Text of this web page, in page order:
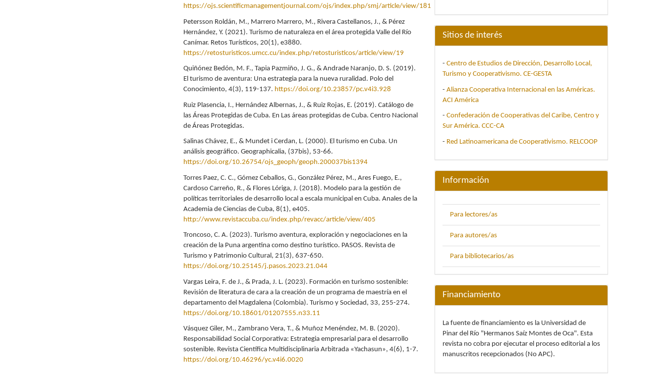
https://ojs.scientificmanagementjournal.com/ojs/index.php/smj/article/view/181
Petersson Roldán, M., Marrero Marrero, M., Rivera Castellanos, J., & Pérez
Hernández, Y. (2021). Turismo de naturaleza en el área protegida Valle del Río
Canímar. Retos Turísticos, 20(1), e3880.
https://retosturisticos.umcc.cu/index.php/retosturisticos/article/view/19
Quiñónez Bedón, M. F., Tapia Pazmiño, J. G., & Andrade Naranjo, D. S. (2019).
El turismo de aventura: Una estrategia para la nueva ruralidad. Polo del
Conocimiento, 4(3), 119-137. https://doi.org/10.23857/pc.v4i3.928
Ruiz Plasencia, I., Hernández Albernas, J., & Ruiz Rojas, E. (2019). Catálogo de
las Áreas Protegidas de Cuba. En Las áreas protegidas de Cuba. Centro Nacional
de Áreas Protegidas.
Salinas Chávez, E., & Mundet i Cerdan, L. (2000). El turismo en Cuba. Un
análisis geográfico. Geographicalia, (37bis), 53-66.
https://doi.org/10.26754/ojs_geoph/geoph.200037bis1394
Torres Paez, C. C., Gómez Ceballos, G., González Pérez, M., Ares Fuego, E.,
Cardoso Carreño, R., & Flores Lóriga, J. (2018). Modelo para la gestión de
políticas territoriales de desarrollo local a escala municipal en Cuba. Anales de la
Academia de Ciencias de Cuba, 8(1), e405.
http://www.revistaccuba.cu/index.php/revacc/article/view/405
Troncoso, C. A. (2023). Turismo aventura, exploración y negociaciones en la
creación de la Puna argentina como destino turístico. PASOS. Revista de
Turismo y Patrimonio Cultural, 21(3), 637-650.
https://doi.org/10.25145/j.pasos.2023.21.044
Vargas Leira, F. de J., & Prada, J. L. (2023). Formación en turismo sostenible:
Revisión de literatura de cara a la creación de un programa de maestría en el
departamento del Magdalena (Colombia). Turismo y Sociedad, 33, 255-274.
https://doi.org/10.18601/01207555.n33.11
Vásquez Giler, M., Zambrano Vera, T., & Muñoz Menéndez, M. B. (2020).
Responsabilidad Social Corporativa: Estrategia empresarial para el desarrollo
sostenible. Revista Científica Multidisciplinaria Arbitrada «Yachasun», 4(6), 1-7.
https://doi.org/10.46296/yc.v4i6.0020
Sitios de interés
- Centro de Estudios de Dirección, Desarrollo Local,
Turismo y Cooperativismo. CE-GESTA
- Alianza Cooperativa Internacional en las Américas.
ACI América
- Confederación de Cooperativas del Caribe, Centro y
Sur América. CCC-CA
- Red Latinoamericana de Cooperativismo. RELCOOP
Información
Para lectores/as
Para autores/as
Para bibliotecarios/as
Financiamiento
La fuente de financiamiento es la Universidad de
Pinar del Río "Hermanos Saíz Montes de Oca". Esta
revista no cobra por ejecutar el proceso editorial a los
manuscritos recepcionados (No APC).